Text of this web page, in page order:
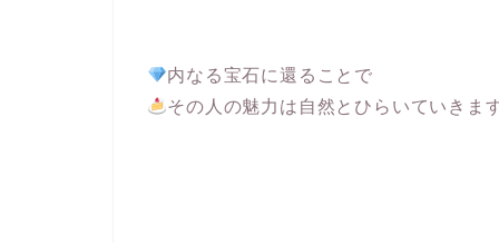
内なる宝石に還ることで
その人の魅力は自然とひらいていきま